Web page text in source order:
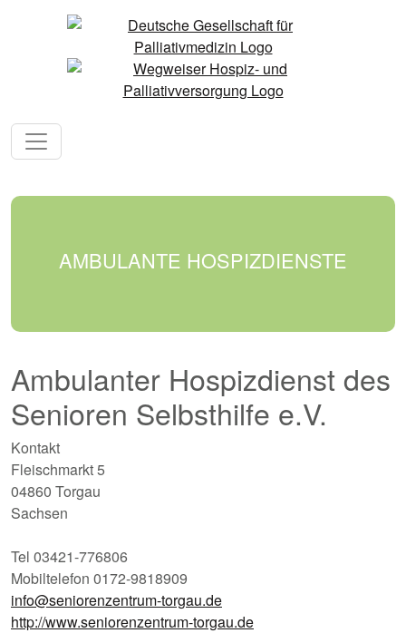
AMBULANTE HOSPIZDIENSTE
Ambulanter Hospizdienst des
Senioren Selbsthilfe e.V.
Kontakt
Fleischmarkt 5
04860 Torgau
Sachsen
Tel 03421-776806
Mobiltelefon 0172-9818909
info@seniorenzentrum-torgau.de
http://www.seniorenzentrum-torgau.de